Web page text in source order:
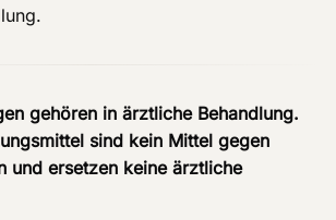
gehören in ärztliche Behandlung.
sind kein Mittel gegen
und ersetzen keine ärztliche